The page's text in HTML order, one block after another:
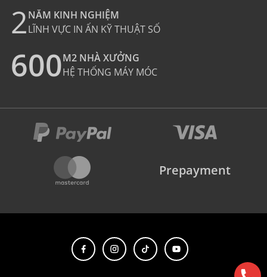
2NĂM KINH NGHIỆM
LĨNH VỰC IN ẤN KỸ THUẬT SỐ
600M2 NHÀ XƯỞNG
HỆ THỐNG MÁY MÓC
Prepayment